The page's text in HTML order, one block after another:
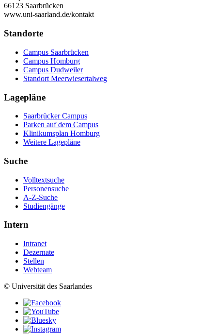
66123 Saarbrücken
www.uni-saarland.de/kontakt
Standorte
Campus Saarbrücken
Campus Homburg
Campus Dudweiler
Standort Meerwiesertalweg
Lagepläne
Saarbrücker Campus
Parken auf dem Campus
Klinikumsplan Homburg
Weitere Lagepläne
Suche
Volltextsuche
Personensuche
A-Z-Suche
Studiengänge
Intern
Intranet
Dezernate
Stellen
Webteam
© Universität des Saarlandes